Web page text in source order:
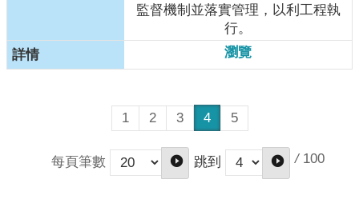
監督機制並落實管理，以利工程執
行。
瀏覽
1 2 3 4 5
每頁筆數 跳到 / 100